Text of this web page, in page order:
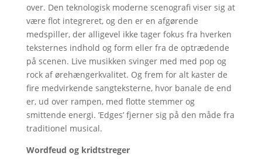
over. Den teknologisk moderne scenografi viser sig at
være flot integreret, og den er en afgørende
medspiller, der alligevel ikke tager fokus fra hverken
teksternes indhold og form eller fra de optrædende
på scenen. Live musikken svinger med med pop og
rock af ørehængerkvalitet. Og frem for alt kaster de
fire medvirkende sangteksterne, hvor banale de end
er, ud over rampen, med flotte stemmer og
smittende energi. ’Edges’ fjerner sig på den måde fra
traditionel musical.
Wordfeud og kridtstreger